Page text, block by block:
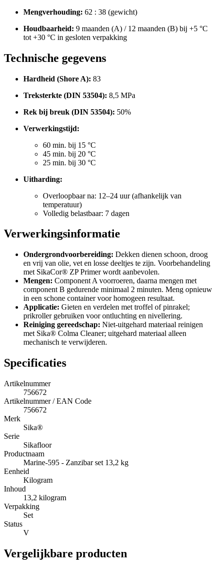
Mengverhouding: 62 : 38 (gewicht)
Houdbaarheid: 9 maanden (A) / 12 maanden (B) bij +5 °C
tot +30 °C in gesloten verpakking
Technische gegevens
Hardheid (Shore A): 83
Treksterkte (DIN 53504): 8,5 MPa
Rek bij breuk (DIN 53504): 50%
Verwerkingstijd:
60 min. bij 15 °C
45 min. bij 20 °C
25 min. bij 30 °C
Uitharding:
Overloopbaar na: 12–24 uur (afhankelijk van
temperatuur)
Volledig belastbaar: 7 dagen
Verwerkingsinformatie
Ondergrondvoorbereiding: Dekken dienen schoon, droog
en vrij van olie, vet en losse deeltjes te zijn. Voorbehandeling
met SikaCor® ZP Primer wordt aanbevolen.
Mengen: Component A voorroeren, daarna mengen met
component B gedurende minimaal 2 minuten. Meng opnieuw
in een schone container voor homogeen resultaat.
Applicatie: Gieten en verdelen met troffel of pinrakel;
prikroller gebruiken voor ontluchting en nivellering.
Reiniging gereedschap: Niet-uitgehard materiaal reinigen
met Sika® Colma Cleaner; uitgehard materiaal alleen
mechanisch te verwijderen.
Specificaties
Artikelnummer
756672
Artikelnummer / EAN Code
756672
Merk
Sika®
Serie
Sikafloor
Productnaam
Marine-595 - Zanzibar set 13,2 kg
Eenheid
Kilogram
Inhoud
13,2 kilogram
Verpakking
Set
Status
V
Vergelijkbare producten